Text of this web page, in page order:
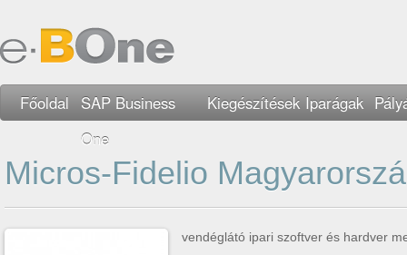
Főoldal
SAP Business
One
Kiegészítések Iparágak
Micros-Fidelio
vendéglátó ipari szoftver és hardver